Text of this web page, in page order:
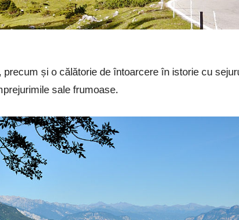
și o călătorie de întoarcere în istorie cu
sale frumoase.